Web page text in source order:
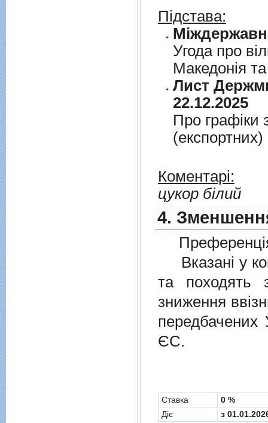
Підстава:
Угода про
Македонiя
Лист
22.12.2025
Про графiки
Коментарі:
цукор білий
4.
Вказані у
та походять
зниження
передбачених
ЄС.
Cтавка
0 %
Діє
з